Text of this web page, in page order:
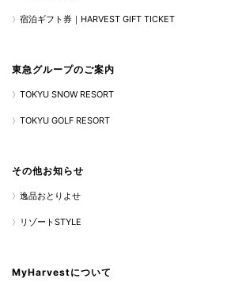
宿泊ギフト券｜HARVEST GIFT TICKET
東急グループのご案内
TOKYU SNOW RESORT
TOKYU GOLF RESORT
その他お知らせ
逸品おとりよせ
リゾートSTYLE
MyHarvestについて